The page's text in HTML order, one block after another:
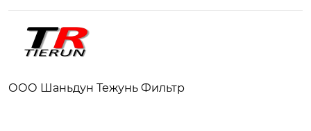
ООО Шаньдун Тежунь Фильтр